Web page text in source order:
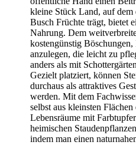
kleine Stück Land, auf
Busch Früchte trägt, bietet
Nahrung. Dem
kostengünstig
anzulegen, die leicht zu
anders als mit
Gezielt platziert, können
durchaus als attraktives
werden. Mit dem
selbst aus kleinsten
Lebensräume mit
heimischen
indem man einen